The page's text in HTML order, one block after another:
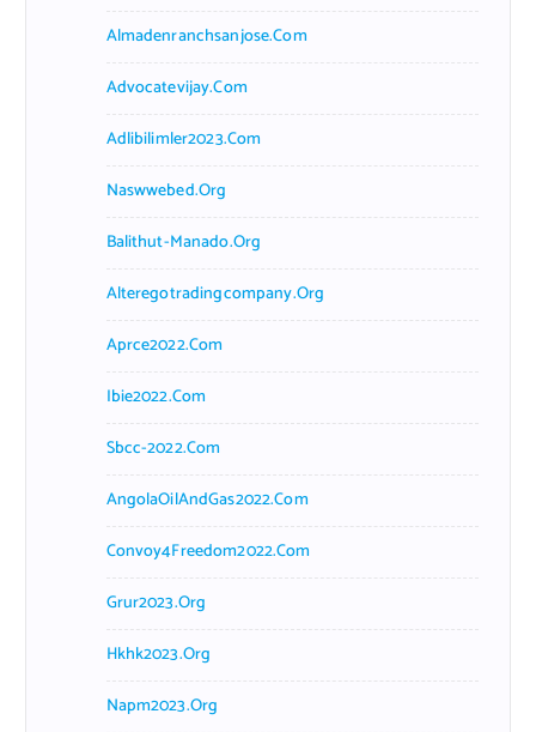
Almadenranchsanjose.com
Advocatevijay.com
Adlibilimler2023.com
Naswwebed.org
Balithut-Manado.org
Alteregotradingcompany.org
Aprce2022.com
Ibie2022.com
Sbcc-2022.com
AngolaOilAndGas2022.com
Convoy4Freedom2022.com
Grur2023.org
Hkhk2023.org
Napm2023.org